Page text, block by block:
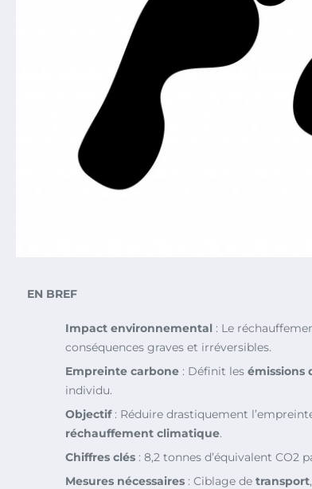
EN BREF
Impact environnemental : Le
conséquences graves et irréversibles.
Empreinte carbone : Définit les émissions
individu.
Objectif: Réduire drastiquement
réchauffement climatique.
Chiffres clés : 8,2 tonnes d’équivalent CO2
Mesures nécessaires : Ciblage de transport,